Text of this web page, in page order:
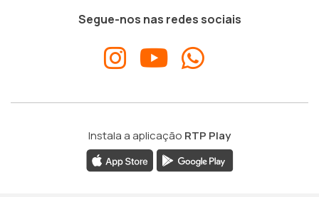
Segue-nos nas redes sociais
Instala a aplicação RTP Play